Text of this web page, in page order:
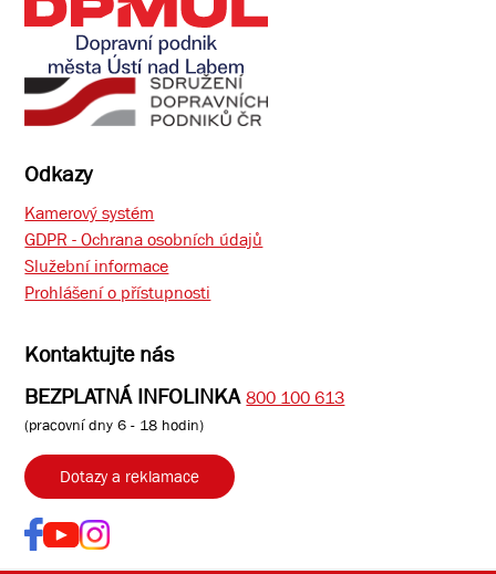
Odkazy
Kamerový systém
GDPR - Ochrana osobních údajů
Služební informace
Prohlášení o přístupnosti
Kontaktujte nás
BEZPLATNÁ INFOLINKA 800 100 613
(pracovní dny 6 - 18 hodin)
Dotazy a reklamace